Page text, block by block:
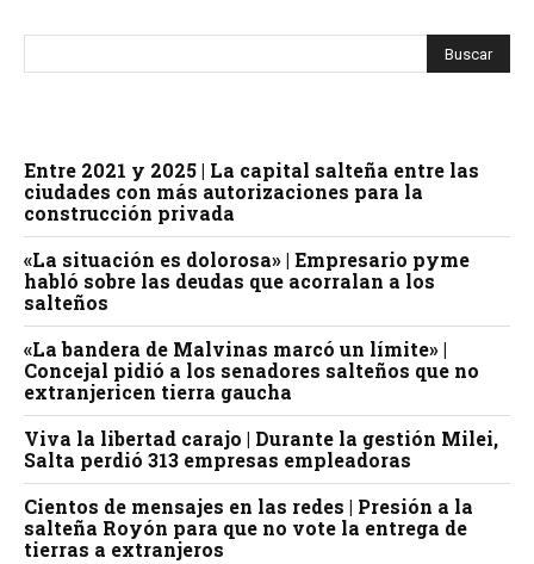
Entre 2021 y 2025 | La capital salteña entre las
ciudades con más autorizaciones para la
construcción privada
«La situación es dolorosa» | Empresario pyme
habló sobre las deudas que acorralan a los
salteños
«La bandera de Malvinas marcó un límite» |
Concejal pidió a los senadores salteños que no
extranjericen tierra gaucha
Viva la libertad carajo | Durante la gestión Milei,
Salta perdió 313 empresas empleadoras
Cientos de mensajes en las redes | Presión a la
salteña Royón para que no vote la entrega de
tierras a extranjeros